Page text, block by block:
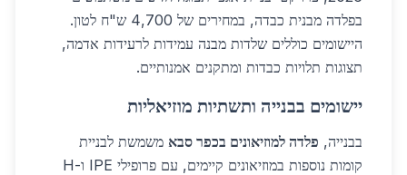
בפלדה מבנית כבדה, במחירים של 4,700 ש"ח לטון.
היישומים כוללים שלדות מבנה עמידות לרעידות אדמה,
תצוגות תלויות כבדות ומתקנים אמנותיים.
יישומים בבנייה ותשתיות מוזיאליות
בבנייה, פלדה למוזיאונים בכפר סבא משמשת לבניית
קומות נוספות במוזיאונים קיימים, עם פרופילי IPE ו-H